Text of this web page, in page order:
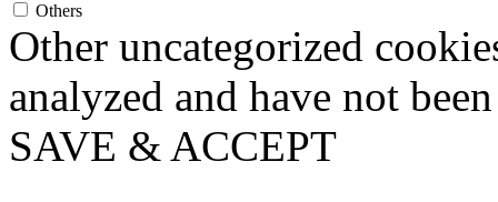
Others
Other uncategorized
analyzed and have not
SAVE & ACCEPT